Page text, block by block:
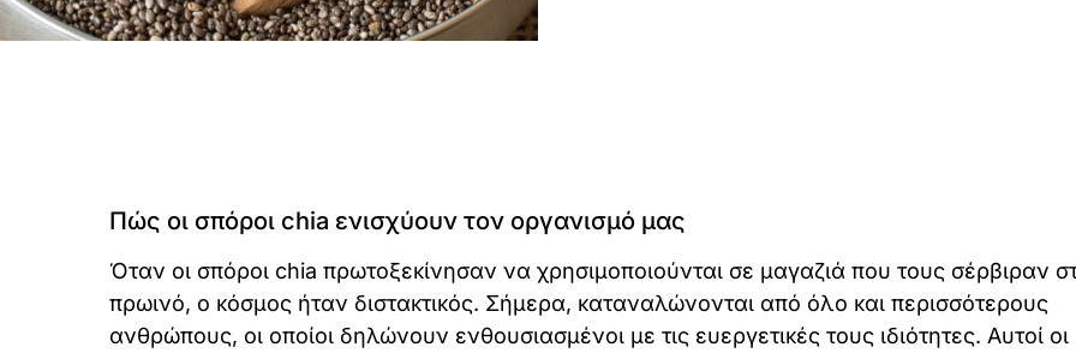
Πώς οι σπόροι chia ενισχύουν τον οργανισμό μας
Όταν οι σπόροι chia πρωτοξεκίνησαν να χρησιμοποιούνται σε μαγαζιά που τους σέρβιραν
πρωινό, ο κόσμος ήταν διστακτικός. Σήμερα, καταναλώνονται από όλο και περισσότερους
ανθρώπους, οι οποίοι δηλώνουν ενθουσιασμένοι με τις ευεργετικές τους ιδιότητες. Αυτοί οι